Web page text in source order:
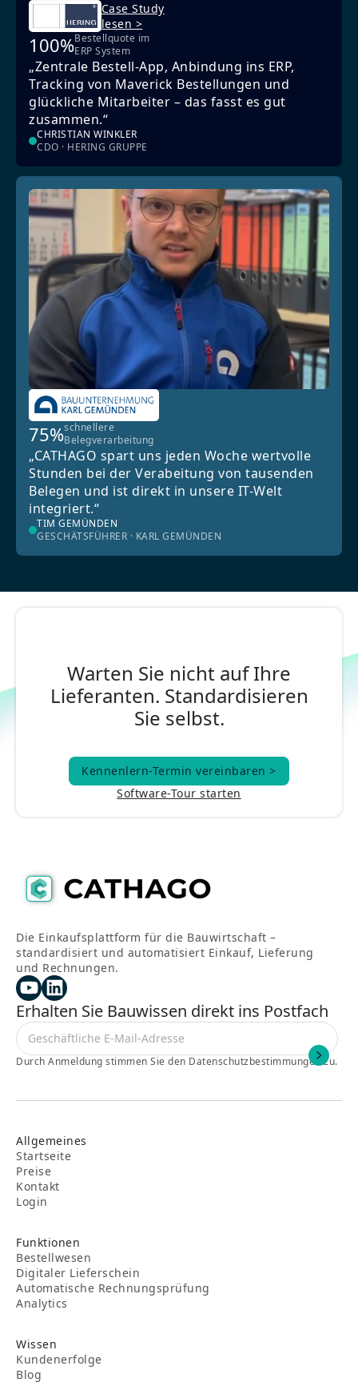
Case Study
lesen >
100%Bestellquote im
ERP System
„Zentrale Bestell-App, Anbindung ins ERP,
Tracking von Maverick Bestellungen und
glückliche Mitarbeiter – das fasst es gut
zusammen.“
CHRISTIAN WINKLER
CDO · HERING GRUPPE
75%schnellere
Belegverarbeitung
„CATHAGO spart uns jeden Woche wertvolle
Stunden bei der Verabeitung von tausenden
Belegen und ist direkt in unsere IT-Welt
integriert.“
TIM GEMÜNDEN
GESCHÄTSFÜHRER · KARL GEMÜNDEN
Warten Sie nicht auf Ihre
Lieferanten. Standardisieren
Sie selbst.
Kennenlern-Termin vereinbaren >
Kennenlern-Termin vereinbaren >
Software-Tour starten
Die Einkaufsplattform für die Bauwirtschaft –
standardisiert und automatisiert Einkauf, Lieferung
und Rechnungen.
Erhalten Sie Bauwissen direkt ins Postfach
Durch Anmeldung stimmen Sie den Datenschutzbestimmungen zu.
Allgemeines
Startseite
Preise
Kontakt
Login
Funktionen
Bestellwesen
Digitaler Lieferschein
Automatische Rechnungsprüfung
Analytics
Wissen
Kundenerfolge
Blog